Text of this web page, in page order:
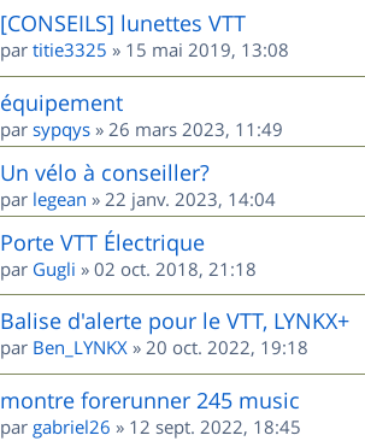
[CONSEILS] lunettes VTT
par titie3325 » 15 mai 2019, 13:08
équipement
par sypqys » 26 mars 2023, 11:49
Un vélo à conseiller?
par legean » 22 janv. 2023, 14:04
Porte VTT Électrique
par Gugli » 02 oct. 2018, 21:18
Balise d'alerte pour le VTT, LYNKX+
par Ben_LYNKX » 20 oct. 2022, 19:18
montre forerunner 245 music
par gabriel26 » 12 sept. 2022, 18:45